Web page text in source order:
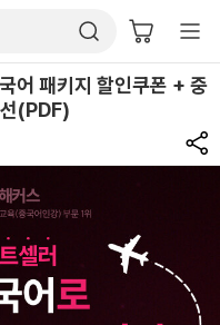
어 패키지 할인쿠폰 + 중
(PDF)